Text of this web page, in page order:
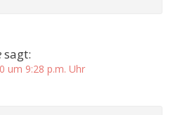
sagt:
um 9:28 p.m. Uhr